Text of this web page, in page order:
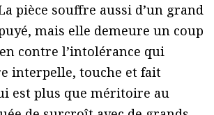
pièce souffre aussi d’un grand
mais elle demeure un coup
contre l’intolérance qui
interpelle, touche et fait
est plus que méritoire au